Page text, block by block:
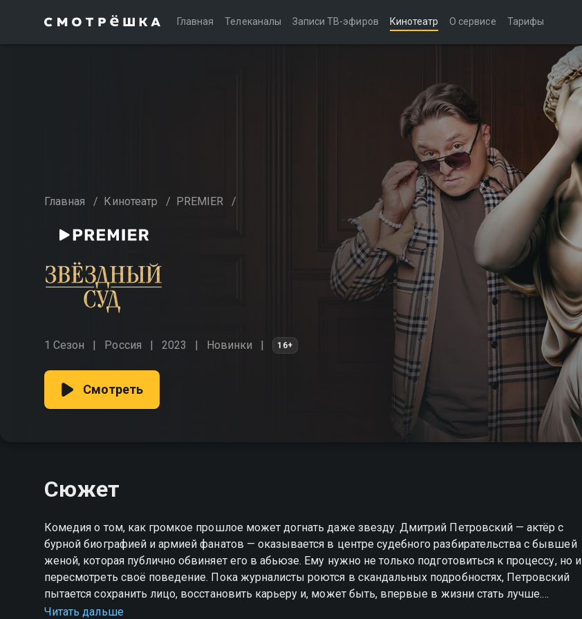
Главная Телеканалы Записи ТВ-эфиров Кинотеатр О сервисе Тарифы
Главная / Кинотеатр / PREMIER /
1 Сезон Россия 2023 Новинки 16+
Смотреть
Сюжет
Комедия о том, как громкое прошлое может догнать даже звезду. Дмитрий Петровский — актёр с
бурной биографией и армией фанатов — оказывается в центре судебного разбирательства с бывшей
женой, которая публично обвиняет его в абьюзе. Ему нужно не только подготовиться к процессу, но и
пересмотреть своё поведение. Пока журналисты роются в скандальных подробностях, Петровский
пытается сохранить лицо, восстановить карьеру и, может быть, впервые в жизни стать лучше.
«Звёздный суд» — смотрите онлайн в хорошем качестве.
Читать дальше